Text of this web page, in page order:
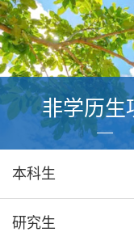
非学历生
本科生
研究生